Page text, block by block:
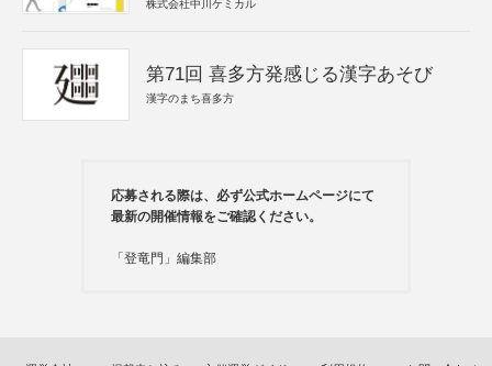
株式会社中川ケミカル
第71回 喜多方発感じる漢字あそび
漢字のまち喜多方
応募される際は、必ず公式ホームページにて
最新の開催情報をご確認ください。
「登竜門」編集部